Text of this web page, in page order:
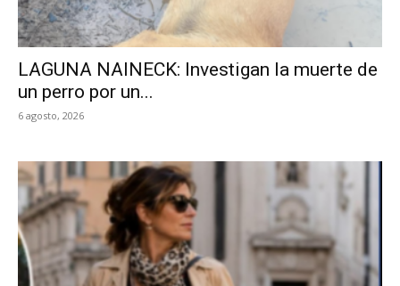
LAGUNA NAINECK: Investigan la muerte de
un perro por un...
6 agosto, 2026